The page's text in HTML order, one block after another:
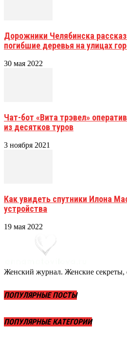
Дорожники Челябинска
погибшие деревья на улицах
30 мая 2022
Чат-бот «Вита трэвел»
из десятков туров
3 ноября 2021
Как увидеть спутники Илона
устройства
19 мая 2022
Женский журнал. Женские секреты,
ПОПУЛЯРНЫЕ ПОСТЫ
ПОПУЛЯРНЫЕ КАТЕГОРИИ